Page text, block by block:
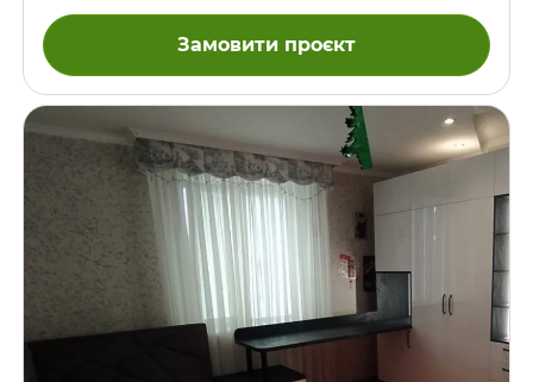
Напрямні всіх висувних ящиків – BLUM. Крім тумби столу,
шухляди також є в ліжку та шафі. Навісні полиці над ліжком
закріплені абсолютно надійно, болтами крізь стіну. Кімната
нерівна, 4,5 метри на 2,20 …
Замовити проєкт